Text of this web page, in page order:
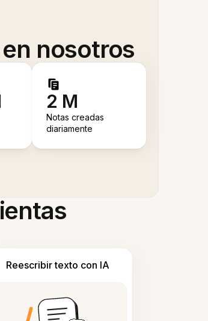
nosotros
2 M
Notas creadas
diariamente
Reescribir texto con IA